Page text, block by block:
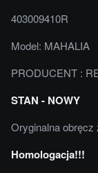
403009410R
Model: MAHALIA
PRODUCENT :
STAN - NOWY
Oryginalna obręcz
Homologacja!!!